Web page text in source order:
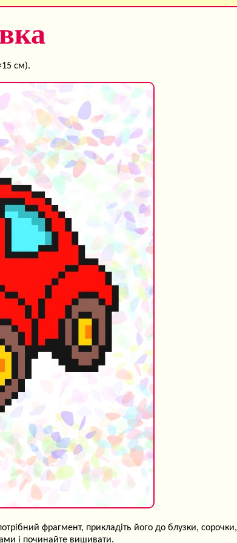
см).
фрагмент, прикладіть його до блузки, сорочки,
і починайте вишивати.